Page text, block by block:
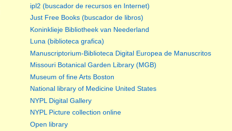
ipl2 (buscador de recursos en Internet)
Just Free Books (buscador de libros)
Koninklieje Bibliotheek van Neederland
Luna (biblioteca grafica)
Manuscriptorium-Biblioteca Digital Europea de Manuscritos
Missouri Botanical Garden Library (MGB)
Museum of fine Arts Boston
National library of Medicine United States
NYPL Digital Gallery
NYPL Picture collection online
Open library